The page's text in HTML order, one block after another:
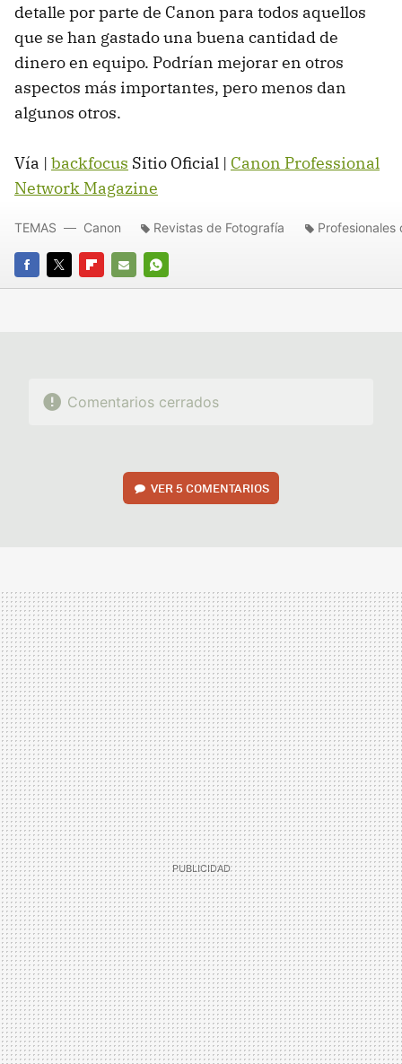
detalle por parte de Canon para todos aquellos
que se han gastado una buena cantidad de
dinero en equipo. Podrían mejorar en otros
aspectos más importantes, pero menos dan
algunos otros.
Vía | backfocus Sitio Oficial | Canon Professional
Network Magazine
FACEBOOK
TWITTERFLIPBOARD
E-
WHATSAPP
TEMAS Canon Revistas de Fotografía Profesionales
Comentarios cerrados
VER5 COMENTARIOS